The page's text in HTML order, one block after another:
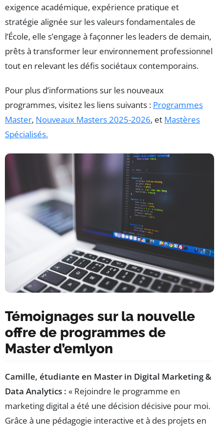
exigence académique, expérience pratique et
stratégie alignée sur les valeurs fondamentales de
l’École, elle s’engage à façonner les leaders de demain,
prêts à transformer leur environnement professionnel
tout en relevant les défis sociétaux contemporains.
Pour plus d’informations sur les nouveaux
programmes, visitez les liens suivants : Programmes
Master, Nouveaux Masters 2025-2026, et Mastères
Spécialisés.
Témoignages sur la nouvelle
offre de programmes de
Master d’emlyon
Camille, étudiante en Master in Digital Marketing &
Data Analytics : « Rejoindre le programme en
marketing digital a été une décision décisive pour moi.
Grâce à une pédagogie interactive et à des projets en